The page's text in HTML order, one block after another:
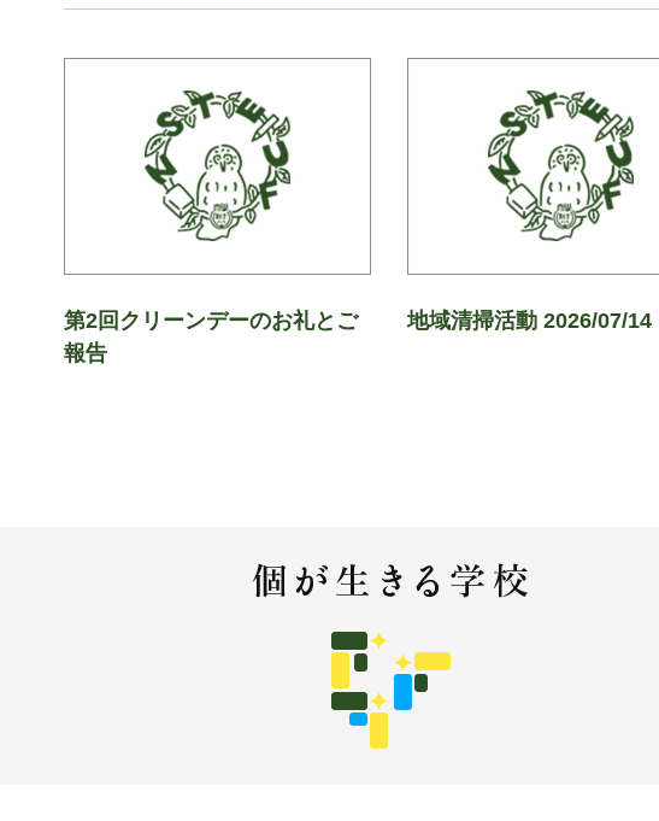
第2回クリーンデーのお礼とご
報告
地域清掃活動 2026/07/14